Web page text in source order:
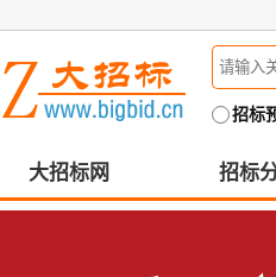
招标
大招标网 招标